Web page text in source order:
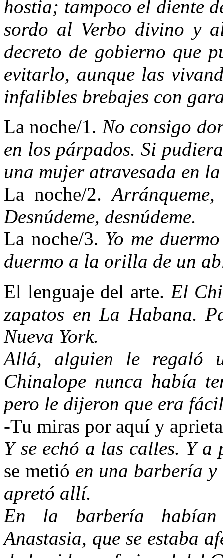
hostia; tampoco el diente
sordo al Verbo divino y
decreto de gobierno que
evitarlo, aunque las
infalibles brebajes con
La noche/1. No consigo
en los párpados. Si
una mujer atravesada en
La noche/2.
Desnúdeme, desnúdeme.
La noche/3. Yo me
duermo a la orilla de un
El lenguaje del arte. El
zapatos en La Habana.
Nueva York.
Allá, alguien le regaló
Chinalope nunca había
pero le dijeron que era
-Tu miras por aquí y
Y se echó a las calles. Y a
se metió en una barbería
apretó allí.
En la barbería
Anastasia, que se estaba